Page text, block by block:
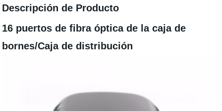
Descripción de Producto
16 puertos de fibra óptica de la caja de
bornes/Caja de distribución